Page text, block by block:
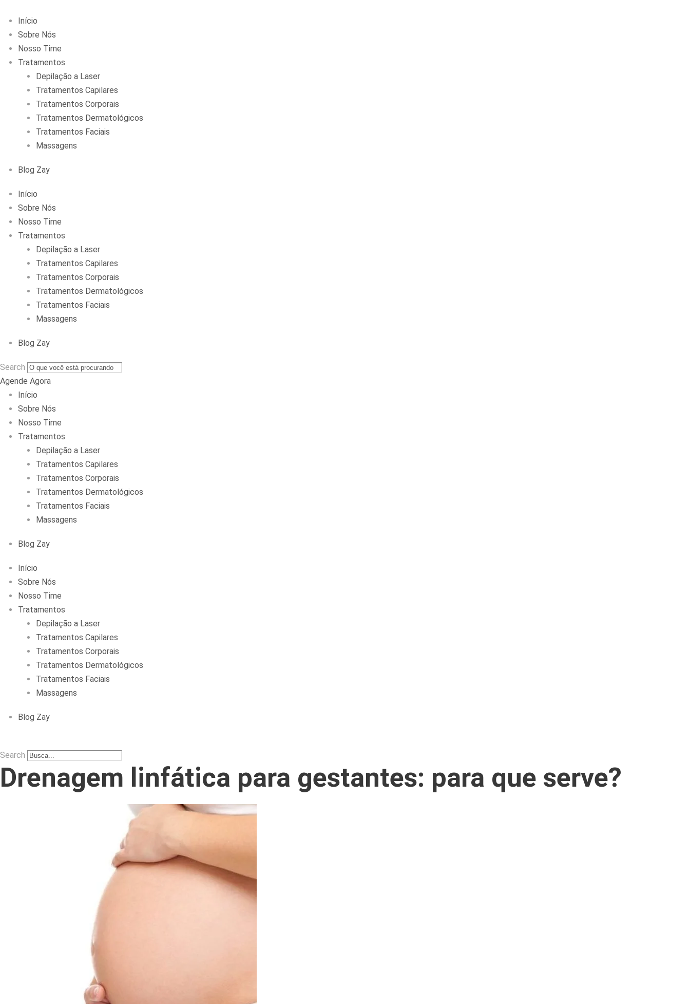
Início
Sobre Nós
Nosso Time
Tratamentos
Depilação a Laser
Tratamentos Capilares
Tratamentos Corporais
Tratamentos Dermatológicos
Tratamentos Faciais
Massagens
Blog Zay
Início
Sobre Nós
Nosso Time
Tratamentos
Depilação a Laser
Tratamentos Capilares
Tratamentos Corporais
Tratamentos Dermatológicos
Tratamentos Faciais
Massagens
Blog Zay
Search
Agende Agora
Início
Sobre Nós
Nosso Time
Tratamentos
Depilação a Laser
Tratamentos Capilares
Tratamentos Corporais
Tratamentos Dermatológicos
Tratamentos Faciais
Massagens
Blog Zay
Início
Sobre Nós
Nosso Time
Tratamentos
Depilação a Laser
Tratamentos Capilares
Tratamentos Corporais
Tratamentos Dermatológicos
Tratamentos Faciais
Massagens
Blog Zay
Search
Drenagem linfática para gestantes: para que serve?